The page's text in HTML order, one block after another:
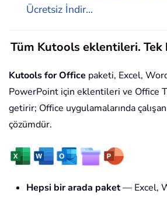
Ücretsiz İndir...
Tüm Kutools eklentileri.
Kutools for Office paketi, Excel,
PowerPoint için eklentileri ve Office
getirir; Office uygulamalarında
çözümdür.
Hepsi bir arada paket— Excel,